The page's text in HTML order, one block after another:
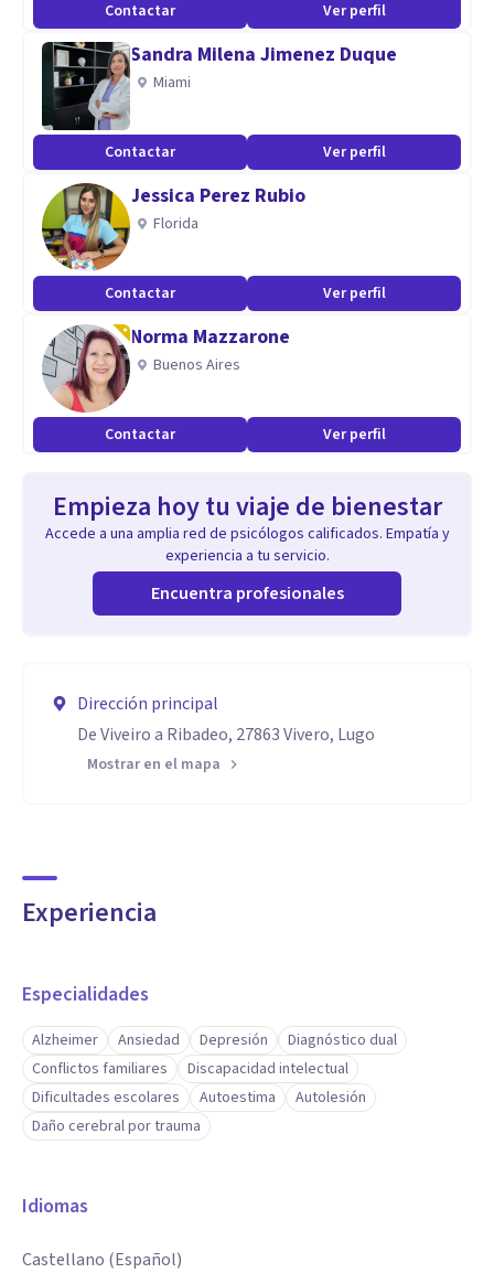
Contactar Ver perfil
Sandra Milena Jimenez Duque
Miami
Contactar Ver perfil
Jessica Perez Rubio
Florida
Contactar Ver perfil
Norma Mazzarone
Buenos Aires
Contactar Ver perfil
Empieza hoy tu viaje de bienestar
Accede a una amplia red de psicólogos calificados. Empatía y
experiencia a tu servicio.
Encuentra profesionales
Dirección principal
De Viveiro a Ribadeo, 27863 Vivero, Lugo
Mostrar en el mapa
Experiencia
Especialidades
Alzheimer Ansiedad Depresión
Diagnóstico dual
Conflictos familiares
Discapacidad intelectual
Dificultades escolares
Autoestima
Autolesión
Daño cerebral por trauma
Idiomas
Castellano (Español)